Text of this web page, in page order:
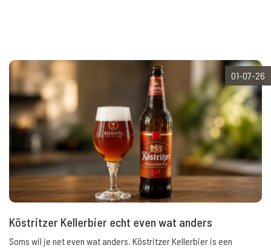
01-07-26
Köstritzer Kellerbier echt even wat anders
Soms wil je net even wat anders. Köstritzer Kellerbier is een